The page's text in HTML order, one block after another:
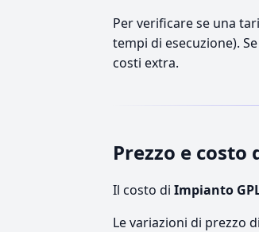
Per verificare se una
tempi di esecuzione).
costi extra.
Prezzo e costo
Il costo di Impianto
Le variazioni di prezzo